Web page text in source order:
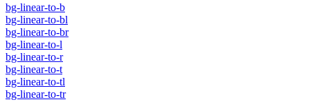
bg-linear-to-b
bg-linear-to-bl
bg-linear-to-br
bg-linear-to-l
bg-linear-to-r
bg-linear-to-t
bg-linear-to-tl
bg-linear-to-tr